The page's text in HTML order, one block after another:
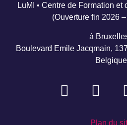
LuMI • Centre de Formation et
(Ouverture fin 2026
à
Boulevard Emile Jacqmain,
Belgique
Plan du